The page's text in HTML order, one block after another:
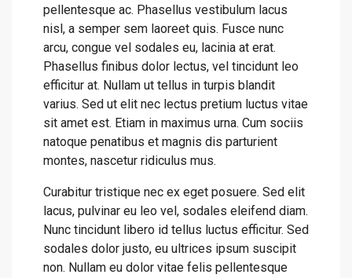
pellentesque ac. Phasellus vestibulum lacus
nisl, a semper sem laoreet quis. Fusce nunc
arcu, congue vel sodales eu, lacinia at erat.
Phasellus finibus dolor lectus, vel tincidunt leo
efficitur at. Nullam ut tellus in turpis blandit
varius. Sed ut elit nec lectus pretium luctus vitae
sit amet est. Etiam in maximus urna. Cum sociis
natoque penatibus et magnis dis parturient
montes, nascetur ridiculus mus.
Curabitur tristique nec ex eget posuere. Sed elit
lacus, pulvinar eu leo vel, sodales eleifend diam.
Nunc tincidunt libero id tellus luctus efficitur. Sed
sodales dolor justo, eu ultrices ipsum suscipit
non. Nullam eu dolor vitae felis pellentesque